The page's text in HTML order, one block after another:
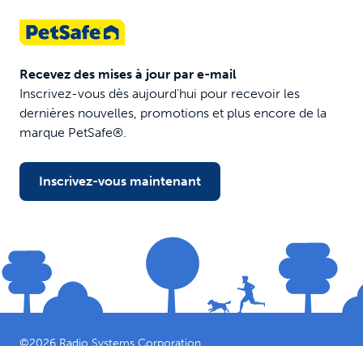
Recevez des mises à jour par e-mail
Inscrivez-vous dès aujourd'hui pour recevoir les
dernières nouvelles, promotions et plus encore de la
marque PetSafe®.
Inscrivez-vous maintenant
©2026 Radio Systems Corporation